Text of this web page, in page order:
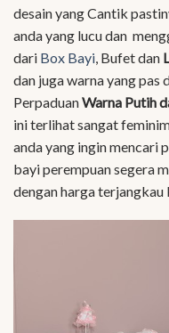
desain yang Cantik
anda yang lucu dan
dari Box Bayi , Bufet dan
dan juga warna yang pas
PerpaduanWarna Putih
ini terlihat sangat
anda yang ingin mencari
bayi perempuan segera
dengan harga